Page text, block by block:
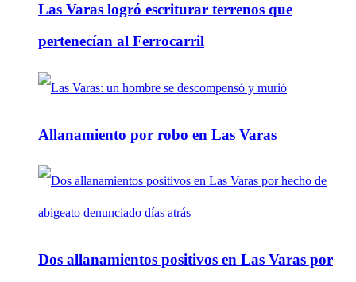
Las Varas logró escriturar terrenos que
pertenecían al Ferrocarril
Allanamiento por robo en Las Varas
Dos allanamientos positivos en Las Varas por